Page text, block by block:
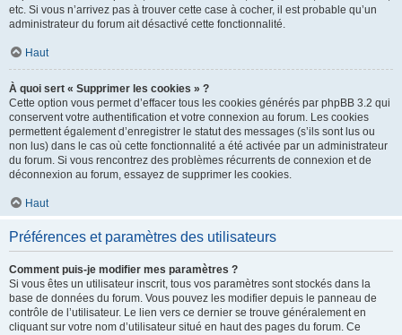
etc. Si vous n’arrivez pas à trouver cette case à cocher, il est probable qu’un
administrateur du forum ait désactivé cette fonctionnalité.
Haut
À quoi sert « Supprimer les cookies » ?
Cette option vous permet d’effacer tous les cookies générés par phpBB 3.2 qui
conservent votre authentification et votre connexion au forum. Les cookies
permettent également d’enregistrer le statut des messages (s’ils sont lus ou
non lus) dans le cas où cette fonctionnalité a été activée par un administrateur
du forum. Si vous rencontrez des problèmes récurrents de connexion et de
déconnexion au forum, essayez de supprimer les cookies.
Haut
Préférences et paramètres des utilisateurs
Comment puis-je modifier mes paramètres ?
Si vous êtes un utilisateur inscrit, tous vos paramètres sont stockés dans la
base de données du forum. Vous pouvez les modifier depuis le panneau de
contrôle de l’utilisateur. Le lien vers ce dernier se trouve généralement en
cliquant sur votre nom d’utilisateur situé en haut des pages du forum. Ce